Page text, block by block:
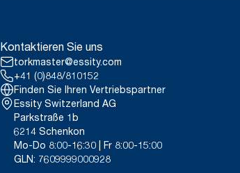
Kontaktieren Sie uns
torkmaster@essity.com
+41 (0)848/810152
Finden Sie Ihren Vertriebspartner
Essity Switzerland AG
Parkstraße 1b
6214 Schenkon
Mo-Do 8:00-16:30 | Fr 8:00-15:00
GLN: 7609999000928